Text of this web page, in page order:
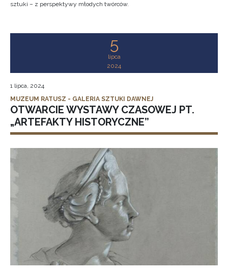
sztuki – z perspektywy młodych twórców.
5
lipca
2024
1 lipca, 2024
MUZEUM RATUSZ - GALERIA SZTUKI DAWNEJ
OTWARCIE WYSTAWY CZASOWEJ PT.
„ARTEFAKTY HISTORYCZNE”